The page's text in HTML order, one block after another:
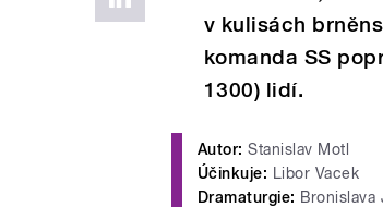
v kulisách
komanda SS
1300) lidí.
Autor: Stanislav Motl
Účinkuje: Libor Vacek
Dramaturgie: Bronislava